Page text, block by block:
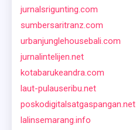
jurnalsrigunting.com
sumbersaritranz.com
urbanjunglehousebali.com
jurnalintelijen.net
kotabarukeandra.com
laut-pulauseribu.net
poskodigitalsatgaspangan.net
lalinsemarang.info